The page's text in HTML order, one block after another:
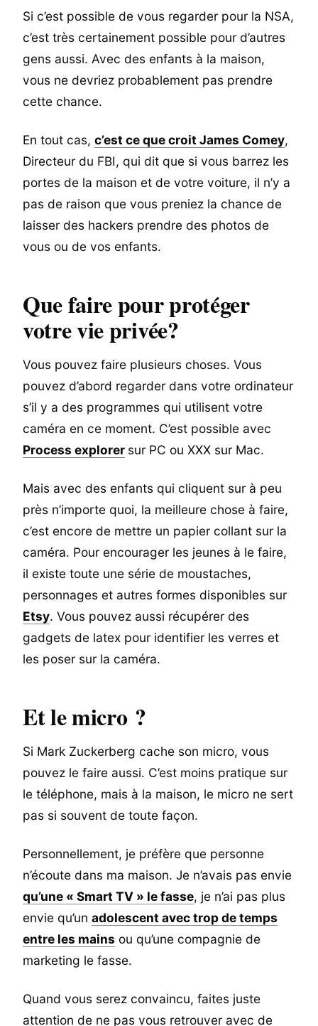
Si c’est possible de vous regarder pour la NSA,
c’est très certainement possible pour d’autres
gens aussi. Avec des enfants à la maison,
vous ne devriez probablement pas prendre
cette chance.
En tout cas, c’est ce que croit James Comey,
Directeur du FBI, qui dit que si vous barrez les
portes de la maison et de votre voiture, il n’y a
pas de raison que vous preniez la chance de
laisser des hackers prendre des photos de
vous ou de vos enfants.
Que faire pour protéger
votre vie privée?
Vous pouvez faire plusieurs choses. Vous
pouvez d’abord regarder dans votre ordinateur
s’il y a des programmes qui utilisent votre
caméra en ce moment. C’est possible avec
Process explorer sur PC ou XXX sur Mac.
Mais avec des enfants qui cliquent sur à peu
près n’importe quoi, la meilleure chose à faire,
c’est encore de mettre un papier collant sur la
caméra. Pour encourager les jeunes à le faire,
il existe toute une série de moustaches,
personnages et autres formes disponibles sur
Etsy. Vous pouvez aussi récupérer des
gadgets de latex pour identifier les verres et
les poser sur la caméra.
Et le micro ?
Si Mark Zuckerberg cache son micro, vous
pouvez le faire aussi. C’est moins pratique sur
le téléphone, mais à la maison, le micro ne sert
pas si souvent de toute façon.
Personnellement, je préfère que personne
n’écoute dans ma maison. Je n’avais pas envie
qu’une « Smart TV » le fasse, je n’ai pas plus
envie qu’un adolescent avec trop de temps
entre les mains ou qu’une compagnie de
marketing le fasse.
Quand vous serez convaincu, faites juste
attention de ne pas vous retrouver avec de